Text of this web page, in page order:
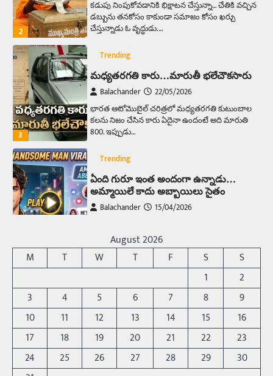
2
కడుపు నింపుకోవడానికి భిక్షాటన చేస్తున్నా… చేతికి వచ్చిన
డబ్బును తనకోసం కాకుండా సమాజం కోసం ఖర్చు
చేస్తున్నాడు ఓ వృద్ధుడు.…
3
Trending
మధ్యతరగతి కారు…మారుతీ భలేచౌకసారు
Balachander 22/05/2026
భారత ఆటోమొబైల్ చరిత్రలో మధ్యతరగతి కుటుంబాల
కలను నిజం చేసిన కారు ఏదైనా ఉందంటే అది మారుతి
800. ఇప్పుడు…
4
Trending
ఏంది గురూ ఇంత అందంగా ఉన్నాడు…
అమ్మాయిలే కాదు అబ్బాయిలు సైతం
Balachander 15/04/2026
బోమ్మ అని పిలుస్తాం. స్పెయిన్‌ అమ్మాయిలు చాలా
అందంగా ఉంటారనే నానుడి…
5
రోడ్డుపై ఏరులై పారిన బీర్లు… ఘాటుతో
మండుతున్న నోర్లు
Balachander 15/04/2026
ఉత్తర ప్రదేశ్‌లోని ఝాన్సీ జిల్లాలో ఒక వింతైన రోడ్డు
ప్రమాదం చోటుచేసుకుంది. ఝాన్సీ–కాన్పూర్ జాతీయ
రహదారిపై వేల సంఖ్యలో బీరు…
August 2026
M
T W T F S
S
1
2
3
4 5 6 7 8
9
10
11 12 13 14 15
16
17
18 19 20 21 22
23
24
25 26 27 28 29
30